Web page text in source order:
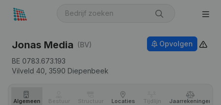
Jonas Media (BV)
BE 0783.673.193
Vilveld 40, 3590 Diepenbeek
Opvolgen
Algemeen Bestuur Structuur Locaties Tijdlijn Jaar­rekeningen